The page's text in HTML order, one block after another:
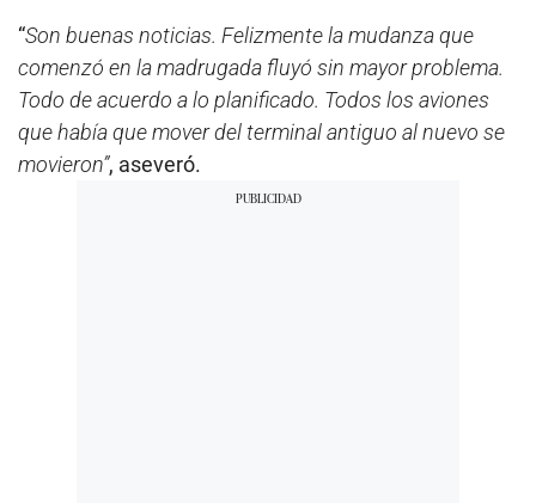
“Son buenas noticias. Felizmente la mudanza que
comenzó en la madrugada fluyó sin mayor problema.
Todo de acuerdo a lo planificado. Todos los aviones
que había que mover del terminal antiguo al nuevo se
movieron”, aseveró.